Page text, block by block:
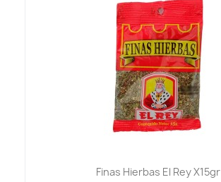
Finas Hierbas El Rey X15gr